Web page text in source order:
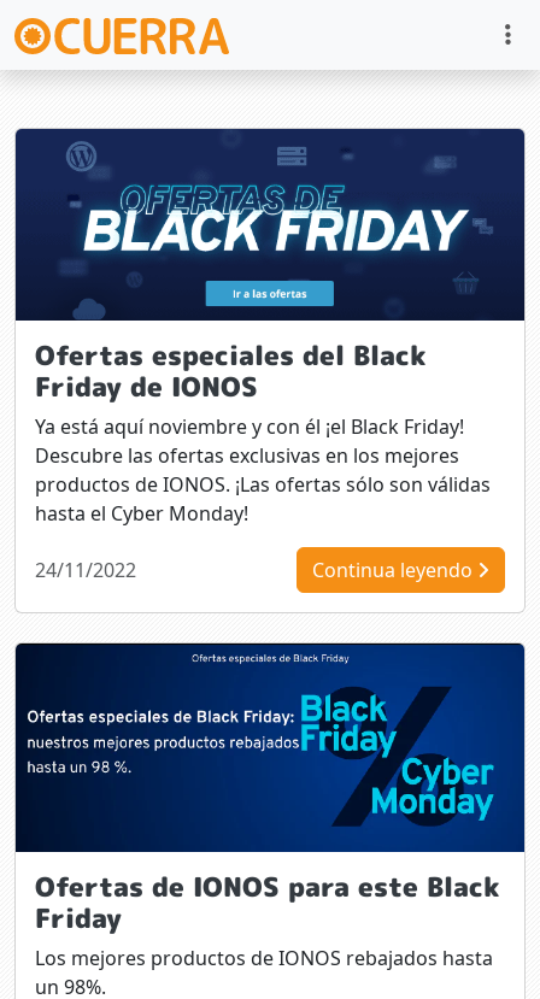
Ofertas especiales del Black
Friday de IONOS
Ya está aquí noviembre y con él ¡el Black Friday!
Descubre las ofertas exclusivas en los mejores
productos de IONOS. ¡Las ofertas sólo son válidas
hasta el Cyber Monday!
24/11/2022 Continua leyendo
Ofertas de IONOS para este Black
Friday
Los mejores productos de IONOS rebajados hasta
un 98%.